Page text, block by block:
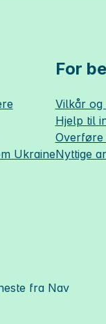
Ukraine
For
Vilkår og
Hjelp til
Nyttige
fra Nav